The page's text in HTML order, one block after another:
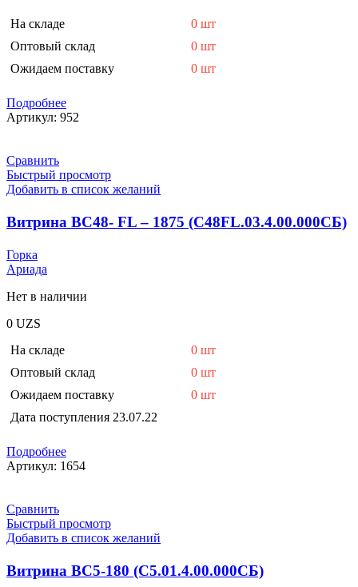
На складе
0 шт
Оптовый склад
0 шт
Ожидаем поставку
0 шт
Подробнее
Артикул: 952
Сравнить
Быстрый просмотр
Добавить в список желаний
Витрина ВС48- FL – 1875 (С48FL.03.4.00.000СБ)
Горка
Ариада
Нет в наличии
0 UZS
На складе
0 шт
Оптовый склад
0 шт
Ожидаем поставку
0 шт
Дата поступления 23.07.22
Подробнее
Артикул: 1654
Сравнить
Быстрый просмотр
Добавить в список желаний
Витрина ВС5-180 (С5.01.4.00.000СБ)